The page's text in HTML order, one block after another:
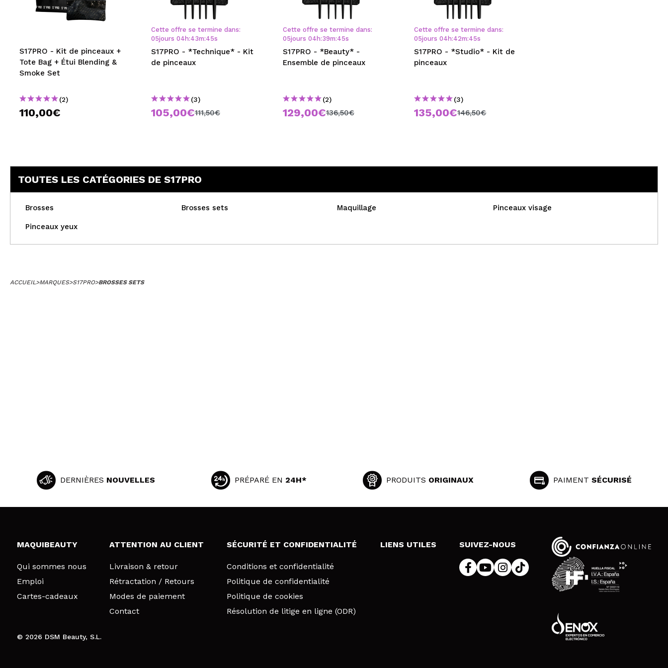
MAQUIFARMA
TRAVEL SIZE
NATURE
OFFRES
BLOG
CRÉER UN COMPTE
S17PRO - Kit de pinceaux +
Tote Bag + Étui Blending &
Smoke Set
(2)
110,00€
Cette offre se termine dans:
05jours 04 h:43m:45s
S17PRO - *Technique* - Kit
de pinceaux
(3)
105,00€111,50€
Cette offre se termine dans:
05jours 04 h:39m:45s
S17PRO - *Beauty* -
Ensemble de pinceaux
(2)
129,00€136,50€
Cette offre se termine dans:
05jours 04 h:42m:45s
S17PRO - *Studio* - Kit de
pinceaux
(3)
135,00€146,50€
TOUTES LES CATÉGORIES DE S17PRO
Brosses Brosses sets Maquillage Pinceaux visage
Pinceaux yeux
ACCUEIL>MARQUES>S17PRO>BROSSES SETS
DERNIÈRES NOUVELLES PRÉPARÉ EN 24H* PRODUITS ORIGINAUX PAIMENT SÉCURISÉ
MAQUIBEAUTY
Qui sommes nous
Emploi
Cartes-cadeaux
ATTENTION AU CLIENT
Livraison & retour
Rétractation / Retours
Modes de paiement
Contact
SÉCURITÉ ET CONFIDENTIALITÉ
Conditions et confidentialité
Politique de confidentialité
Politique de cookies
Résolution de litige en ligne (ODR)
LIENS UTILES SUIVEZ-NOUS
© 2026 DSM Beauty, S.L.